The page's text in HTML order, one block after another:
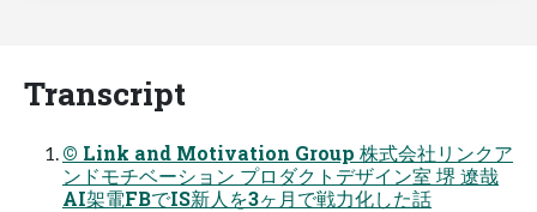
Transcript
© Link and Motivation Group 株式会社リンクア
ンドモチベーション プロダクトデザイン室 堺 遼哉
AI架電FBでIS新人を3ヶ月で戦力化した話